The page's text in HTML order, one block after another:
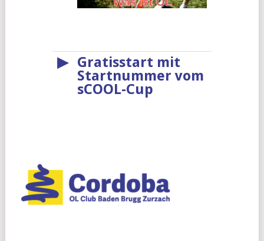
▶
Gratisstart mit
Startnummer vom
sCOOL-Cup